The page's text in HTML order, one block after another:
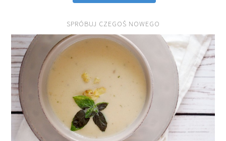
SPRÓBUJ CZEGOŚ NOWEGO